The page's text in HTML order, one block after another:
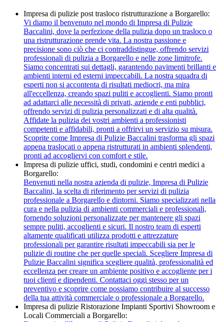
Impresa di pulizie post trasloco ristrutturazione a Borgarello:
Vi diamo il benvenuto nel mondo di Impresa di Pulizie
Baccalini, dove la perfezione della pulizia dopo un trasloco o
una ristrutturazione prende vita. La nostra passione e
precisione sono ciò che ci contraddistingue, offrendo servizi
professionali di pulizia a Borgarello e nelle zone limitrofe.
Siamo concentrati sui dettagli, garantendo pavimenti brillanti e
ambienti interni ed esterni impeccabili. La nostra squadra di
esperti non si accontenta di risultati mediocri, ma mira
all'eccellenza, creando spazi puliti e accoglienti. Siamo pronti
ad adattarci alle necessità di privati, aziende e enti pubblici,
offrendo servizi di pulizia personalizzati e di alta qualità.
Affidate la pulizia dei vostri ambienti a professionisti
competenti e affidabili, pronti a offrirvi un servizio su misura.
Scoprite come Impresa di Pulizie Baccalini trasforma gli spazi
appena traslocati o appena ristrutturati in ambienti splendenti,
pronti ad accogliervi con comfort e stile.
Impresa di pulizie uffici, studi, condomini e centri medici a
Borgarello:
Benvenuti nella nostra azienda di pulizie, Impresa di Pulizie
Baccalini, la scelta di riferimento per servizi di pulizia
professionale a Borgarello e dintorni. Siamo specializzati nella
cura e nella pulizia di ambienti commerciali e professionali,
fornendo soluzioni personalizzate per mantenere gli spazi
sempre puliti, accoglienti e sicuri. Il nostro team di esperti
altamente qualificati utilizza prodotti e attrezzature
professionali per garantire risultati impeccabili sia per le
pulizie di routine che per quelle speciali. Scegliere Impresa di
Pulizie Baccalini significa scegliere qualità, professionalità ed
eccellenza per creare un ambiente positivo e accogliente per i
tuoi clienti e dipendenti. Contattaci oggi stesso per un
preventivo e scoprire come possiamo contribuire al successo
della tua attività commerciale o professionale a Borgarello.
Impresa di pulizie Ristorazione Impianti Sportivi Showroom e
Locali Commerciali a Borgarello: